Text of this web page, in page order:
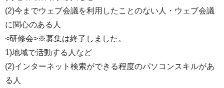
(2)今までウェブ会議を利用したことのない人・ウェブ会議
に関心のある人
<研修会>※募集は終了しました。
1)地域で活動する人など
(2)インターネット検索ができる程度のパソコンスキルがあ
る人